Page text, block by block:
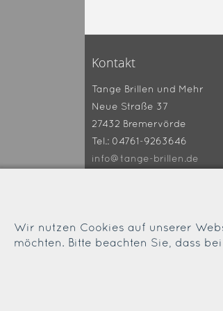
Kontakt
Tange Brillen und Mehr
Neue Straße 37
27432 Bremervörde
Tel.: 04761-9263646
info@tange-brillen.de
Wir nutzen Cookies auf unserer
möchten. Bitte beachten Sie, dass